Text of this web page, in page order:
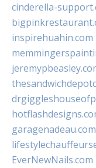
cinderella-
inspirehuahin.com
garagenadeau.com
EverNewNails.com